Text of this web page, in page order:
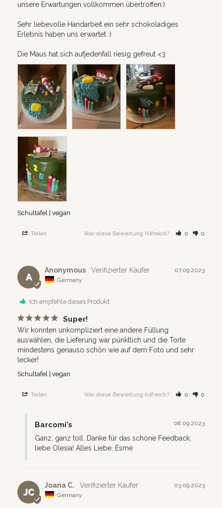
unsere Erwartungen vollkommen übertroffen:)
Sehr liebevolle Handarbeit ein sehr schokoladiges
Erlebnis haben uns erwartet :)
Die Maus hat sich aufjedenfall riesig gefreut <3
Schultafel | vegan
Teilen War diese Bewertung hilfreich? 0 0
A
07.09.2023
Anonymous
Germany
Ich empfehle dieses Produkt
Super!
Wir konnten unkompliziert eine andere Füllung
auswählen, die Lieferung war pünktlich und die Torte
mindestens genauso schön wie auf dem Foto und sehr
lecker!
Schultafel | vegan
Teilen War diese Bewertung hilfreich? 0 0
08.09.2023
Barcomi's
Ganz, ganz toll. Danke für das schöne Feedback,
liebe Olesia! Alles Liebe, Esmé
JC
03.09.2023
Joana C.
Germany